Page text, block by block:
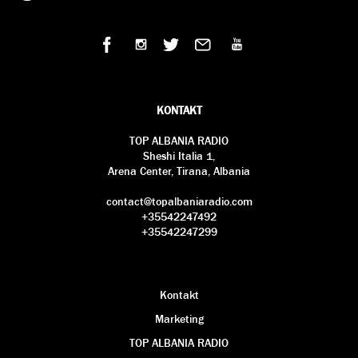
KONTAKT
TOP ALBANIA RADIO
Sheshi Italia 1,
Arena Center, Tirana, Albania
contact@topalbaniaradio.com
+35542247492
+35542247299
Kontakt
Marketing
TOP ALBANIA RADIO